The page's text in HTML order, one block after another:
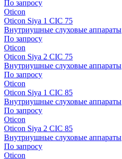
По запросу
Oticon
Oticon Siya 1 CIC 75
Внутриушные слуховые аппараты
По запросу
Oticon
Oticon Siya 2 CIC 75
Внутриушные слуховые аппараты
По запросу
Oticon
Oticon Siya 1 CIC 85
Внутриушные слуховые аппараты
По запросу
Oticon
Oticon Siya 2 CIC 85
Внутриушные слуховые аппараты
По запросу
Oticon